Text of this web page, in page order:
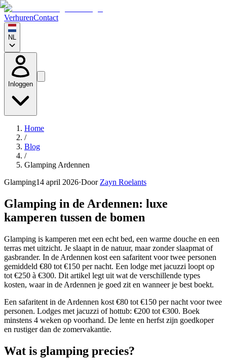
VerhurenContact
NL
Inloggen
Home
/
Blog
/
Glamping Ardennen
Glamping14 april 2026·Door Zayn Roelants
Glamping in de Ardennen: luxe
kamperen tussen de bomen
Glamping is kamperen met een echt bed, een warme douche en een
terras met uitzicht. Je slaapt in de natuur, maar zonder slaapmat of
gasbrander. In de Ardennen kost een safaritent voor twee personen
gemiddeld €80 tot €150 per nacht. Een lodge met jacuzzi loopt op
tot €250 à €300. Dit artikel legt uit wat de verschillende types
kosten, waar in de Ardennen je goed zit en wanneer je best boekt.
Een safaritent in de Ardennen kost €80 tot €150 per nacht voor twee
personen. Lodges met jacuzzi of hottub: €200 tot €300. Boek
minstens 4 weken op voorhand. De lente en herfst zijn goedkoper
en rustiger dan de zomervakantie.
Wat is glamping precies?